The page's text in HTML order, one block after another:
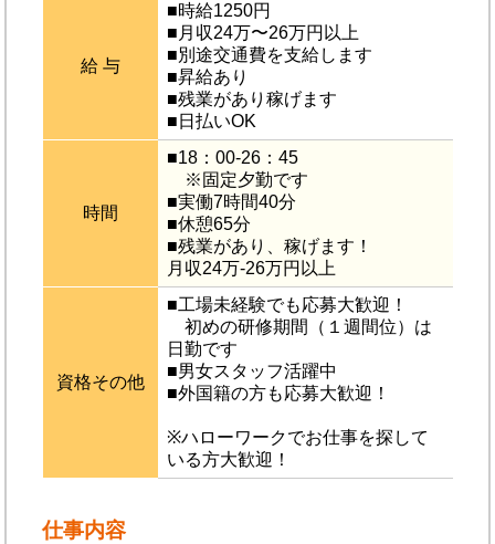
給 与
■時給1250円
■月収24万〜26万円以上
■別途交通費を支給します
■昇給あり
■残業があり稼げます
■日払いOK
時間
■18：00-26：45
※固定夕勤です
■実働7時間40分
■休憩65分
■残業があり、稼げます！
月収24万-26万円以上
資格その他
■工場未経験でも応募大歓迎！
初めの研修期間（１週間位）は
日勤です
■男女スタッフ活躍中
■外国籍の方も応募大歓迎！
※ハローワークでお仕事を探して
いる方大歓迎！
仕事内容